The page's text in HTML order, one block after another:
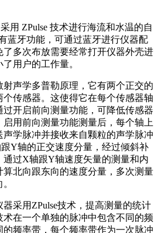
用 ZPulse 技术进行海流和水温的自
蓝牙功能，可通过蓝牙进行仪器配
多次布放需要经常打开仪器外壳进
用户的工作量。
声学多普勒原理，它有两个正交的
传感器。这使得它在每个传感器轴
过开启前向测量功能，可降低传感器
用前向测量功能测量后，每个轴上
声学脉冲并接收来自颗粒的声学脉冲
Y轴的正交速度分量，经过倾斜补
过X轴跟Y轴速度矢量的测量和内
北向跟东向的速度分量，多次测量
采用ZPulse技术，提高测量的统计
在一个单独的脉冲中包含不同的频
频率带，每个频率带作为一次脉冲